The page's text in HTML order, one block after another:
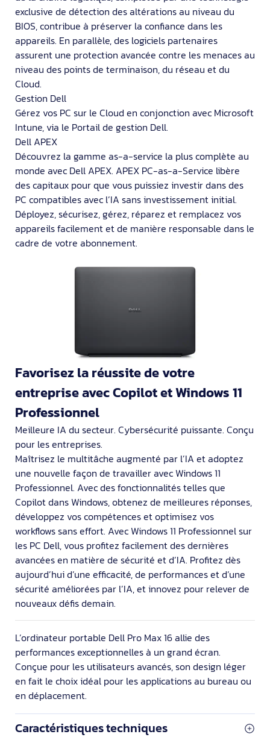
exclusive de détection des altérations au niveau du
BIOS, contribue à préserver la confiance dans les
appareils. En parallèle, des logiciels partenaires
assurent une protection avancée contre les menaces au
niveau des points de terminaison, du réseau et du
Cloud.
Gestion Dell
Gérez vos PC sur le Cloud en conjonction avec Microsoft
Intune, via le Portail de gestion Dell.
Dell APEX
Découvrez la gamme as-a-service la plus complète au
monde avec Dell APEX. APEX PC-as-a-Service libère
des capitaux pour que vous puissiez investir dans des
PC compatibles avec l’IA sans investissement initial.
Déployez, sécurisez, gérez, réparez et remplacez vos
appareils facilement et de manière responsable dans le
cadre de votre abonnement.
Favorisez la réussite de votre
entreprise avec Copilot et Windows 11
Professionnel
Meilleure IA du secteur. Cybersécurité puissante. Conçu
pour les entreprises.
Maîtrisez le multitâche augmenté par l’IA et adoptez
une nouvelle façon de travailler avec Windows 11
Professionnel. Avec des fonctionnalités telles que
Copilot dans Windows, obtenez de meilleures réponses,
développez vos compétences et optimisez vos
workflows sans effort. Avec Windows 11 Professionnel sur
les PC Dell, vous profitez facilement des dernières
avancées en matière de sécurité et d’IA. Profitez dès
aujourd’hui d’une efficacité, de performances et d’une
sécurité améliorées par l’IA, et innovez pour relever de
nouveaux défis demain.
L’ordinateur portable Dell Pro Max 16 allie des
performances exceptionnelles à un grand écran.
Conçue pour les utilisateurs avancés, son design léger
en fait le choix idéal pour les applications au bureau ou
en déplacement.
Caractéristiques techniques